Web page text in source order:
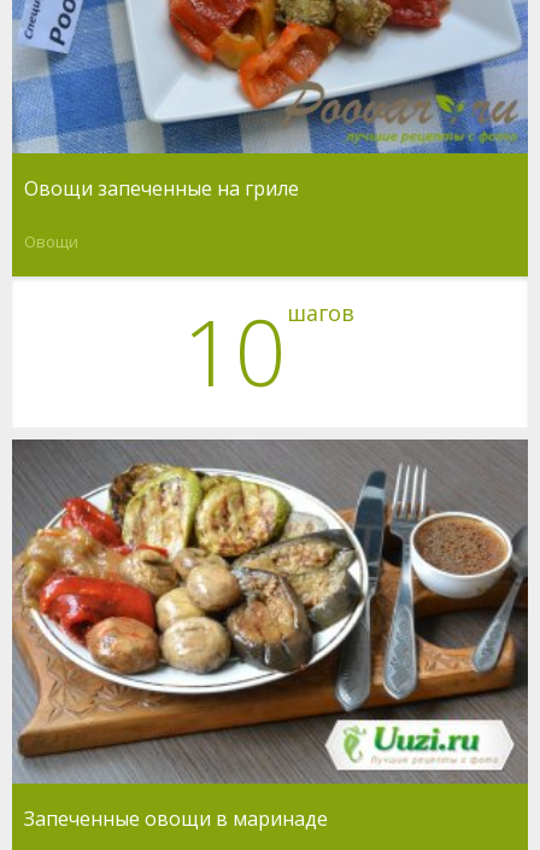
Овощи запеченные на гриле
Овощи
10 шагов
Запеченные овощи в маринаде